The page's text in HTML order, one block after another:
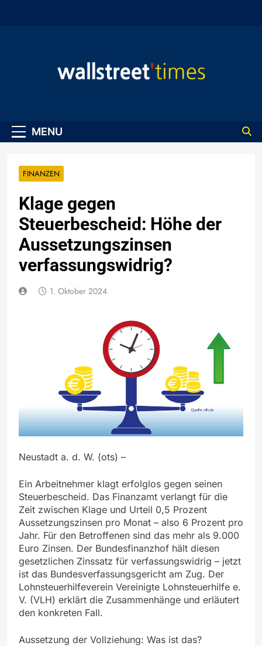
MENU
FINANZEN
Klage gegen
Steuerbescheid: Höhe der
Aussetzungszinsen
verfassungswidrig?
1. Oktober 2024
Neustadt a. d. W. (ots) –
Ein Arbeitnehmer klagt erfolglos gegen seinen
Steuerbescheid. Das Finanzamt verlangt für die
Zeit zwischen Klage und Urteil 0,5 Prozent
Aussetzungszinsen pro Monat – also 6 Prozent pro
Jahr. Für den Betroffenen sind das mehr als 9.000
Euro Zinsen. Der Bundesfinanzhof hält diesen
gesetzlichen Zinssatz für verfassungswidrig – jetzt
ist das Bundesverfassungsgericht am Zug. Der
Lohnsteuerhilfeverein Vereinigte Lohnsteuerhilfe e.
V. (VLH) erklärt die Zusammenhänge und erläutert
den konkreten Fall.
Aussetzung der Vollziehung: Was ist das?